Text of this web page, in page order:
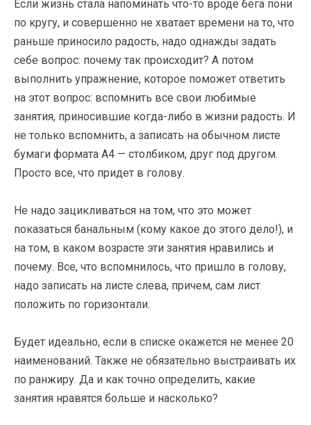
Если жизнь стала напоминать что-то вроде бега пони
по кругу, и совершенно не хватает времени на то, что
раньше приносило радость, надо однажды задать
себе вопрос: почему так происходит? А потом
выполнить упражнение, которое поможет ответить
на этот вопрос: вспомнить все свои любимые
занятия, приносившие когда-либо в жизни радость. И
не только вспомнить, а записать на обычном листе
бумаги формата А4 — столбиком, друг под другом.
Просто все, что придет в голову.
Не надо зацикливаться на том, что это может
показаться банальным (кому какое до этого дело!), и
на том, в каком возрасте эти занятия нравились и
почему. Все, что вспомнилось, что пришло в голову,
надо записать на листе слева, причем, сам лист
положить по горизонтали.
Будет идеально, если в списке окажется не менее 20
наименований. Также не обязательно выстраивать их
по ранжиру. Да и как точно определить, какие
занятия нравятся больше и насколько?